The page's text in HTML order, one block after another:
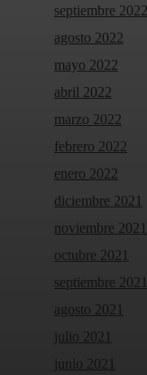
septiembre 2022
agosto 2022
mayo 2022
abril 2022
marzo 2022
febrero 2022
enero 2022
diciembre 2021
noviembre 2021
octubre 2021
septiembre 2021
agosto 2021
julio 2021
junio 2021